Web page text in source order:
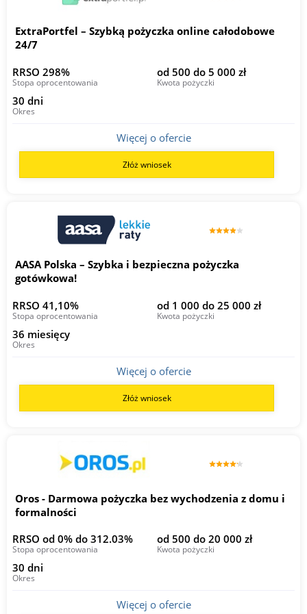
ExtraPortfel – Szybką pożyczka online całodobowe
24/7
RRSO 298%
Stopa oprocentowania
od 500 do 5 000 zł
Kwota pożyczki
30 dni
Okres
Więcej o ofercie
Złóż wniosek
AASA Polska – Szybka i bezpieczna pożyczka
gotówkowa!
RRSO 41,10%
Stopa oprocentowania
od 1 000 do 25 000 zł
Kwota pożyczki
36 miesięcy
Okres
Więcej o ofercie
Złóż wniosek
Oros - Darmowa pożyczka bez wychodzenia z domu i
formalności
RRSO od 0% do 312.03%
Stopa oprocentowania
od 500 do 20 000 zł
Kwota pożyczki
30 dni
Okres
Więcej o ofercie